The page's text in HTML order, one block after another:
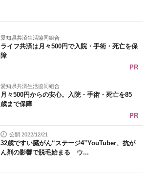
愛知県共済生活協同組合
ライフ共済は月々500円で入院・手術・死亡を保
障
PR
愛知県共済生活協同組合
月々500円からの安心。入院・手術・死亡を85
歳まで保障
PR
公開 2022/12/21
32歳ですい臓がん“ステージ4”YouTuber、抗が
ん剤の影響で脱毛始まる ウ...